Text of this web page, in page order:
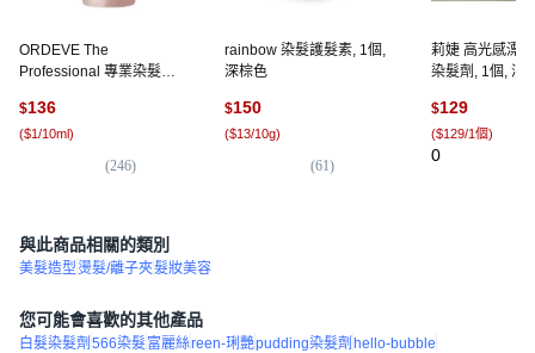
ORDEVE The
Professional 專業染髮雙
$136
($1/10ml)
(246)
rainbow 染髮護髮素, 1個,
深棕色
$150
($13/10g)
(61)
莉婕 高光感漂
染髮劑, 1個, 浪
$129
($129/1個)
0
與此商品相關的類別
美髮造型燙髮/離子夾髮妝美容
您可能會喜歡的其他產品
白髮染髮劑 566染髮富麗絲reen-琍艷pudding染髮劑 hello-bubble